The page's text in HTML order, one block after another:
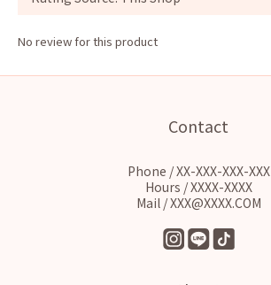
No review for this product
Contact
Phone / XX-XXX-XXX-XXX
Hours / XXXX-XXXX
Mail / XXX@XXXX.COM